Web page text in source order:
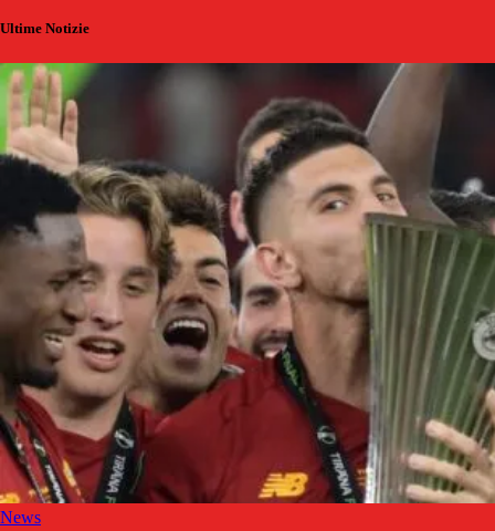
Ultime Notizie
News